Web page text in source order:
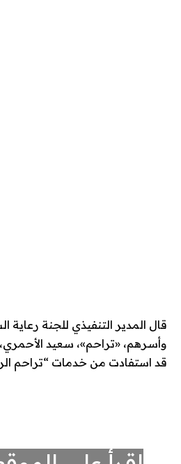
قال المدير التنفيذي للجنة رعاية
قد استفادت من خدمات “تراحم